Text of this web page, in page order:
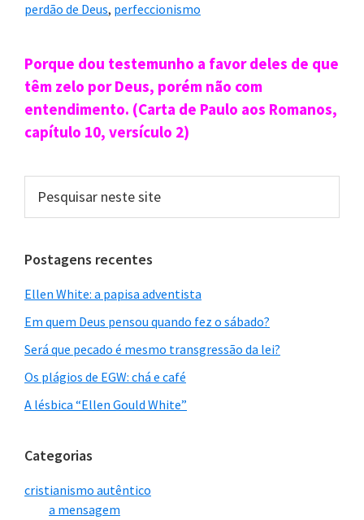
perdão de Deus, perfeccionismo
Sidebar
primária
Porque dou testemunho a favor deles de que
têm zelo por Deus, porém não com
entendimento. (Carta de Paulo aos Romanos,
capítulo 10, versículo 2)
neste
Postagens recentes
Ellen White: a papisa adventista
Em quem Deus pensou quando fez o sábado?
Será que pecado é mesmo transgressão da lei?
Os plágios de EGW: chá e café
A lésbica “Ellen Gould White”
Categorias
cristianismo autêntico
a mensagem